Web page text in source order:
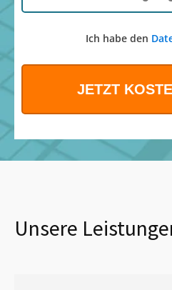
Ich habe den
Unsere